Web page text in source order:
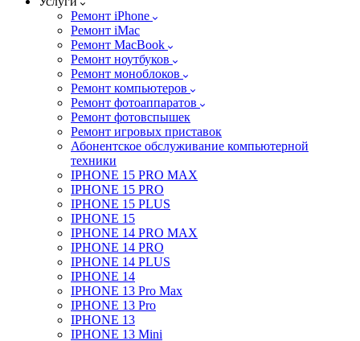
Ремонт iPhone
Ремонт iMac
Ремонт MacBook
Ремонт ноутбуков
Ремонт моноблоков
Ремонт компьютеров
Ремонт фотоаппаратов
Ремонт фотовспышек
Ремонт игровых приставок
Абонентское обслуживание компьютерной
техники
IPHONE 15 PRO MAX
IPHONE 15 PRO
IPHONE 15 PLUS
IPHONE 15
IPHONE 14 PRO MAX
IPHONE 14 PRO
IPHONE 14 PLUS
IPHONE 14
IPHONE 13 Pro Max
IPHONE 13 Pro
IPHONE 13
IPHONE 13 Mini